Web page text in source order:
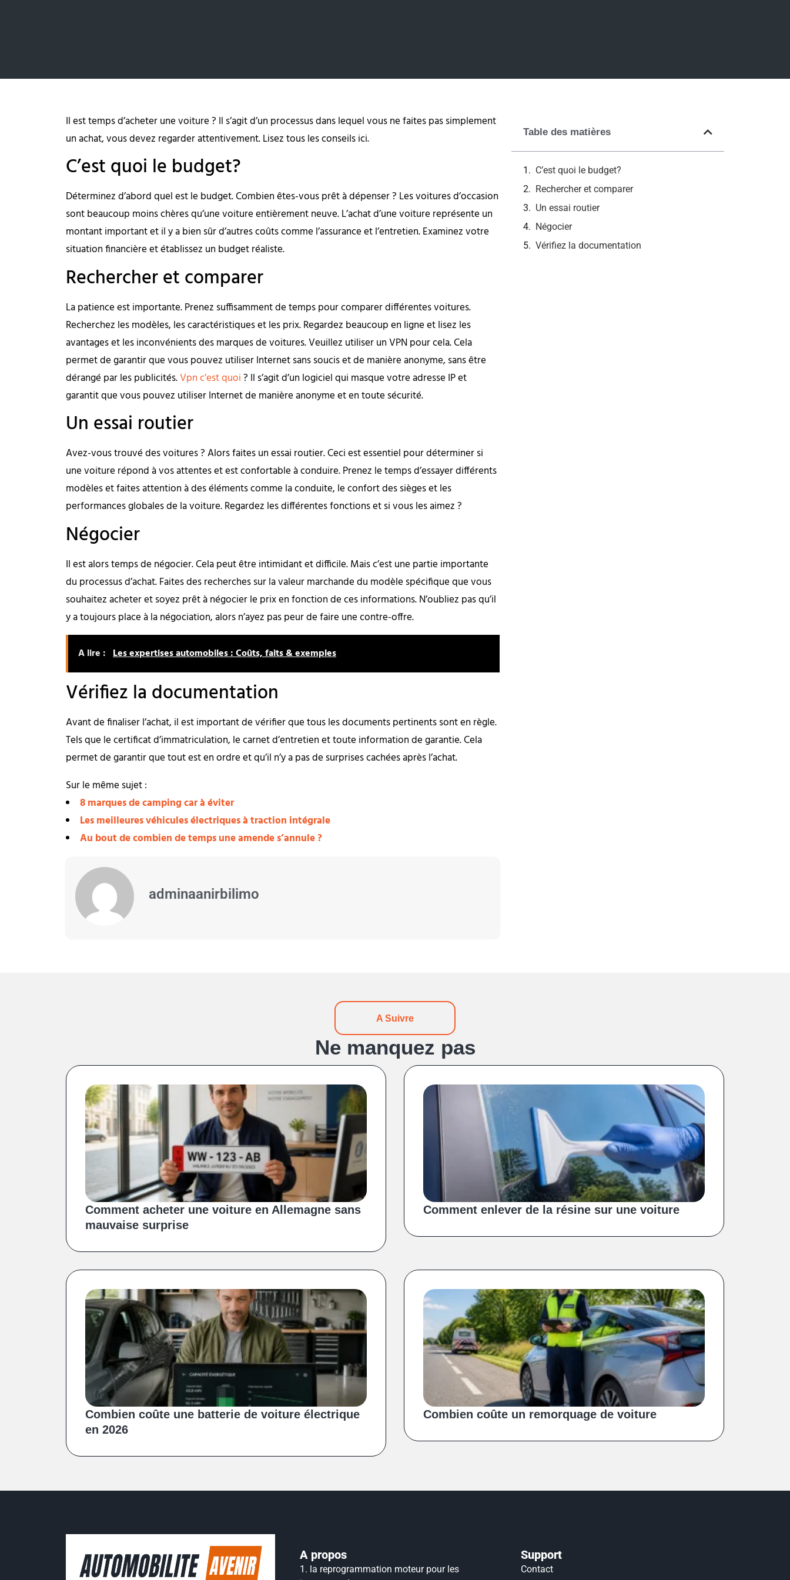
Il est temps d’acheter une voiture ? Il s’agit d’un processus dans lequel vous ne faites pas simplement
un achat, vous devez regarder attentivement. Lisez tous les conseils ici.
C’est quoi le budget?
Déterminez d’abord quel est le budget. Combien êtes-vous prêt à dépenser ? Les voitures d’occasion
sont beaucoup moins chères qu’une voiture entièrement neuve. L’achat d’une voiture représente un
montant important et il y a bien sûr d’autres coûts comme l’assurance et l’entretien. Examinez votre
situation financière et établissez un budget réaliste.
Rechercher et comparer
La patience est importante. Prenez suffisamment de temps pour comparer différentes voitures.
Recherchez les modèles, les caractéristiques et les prix. Regardez beaucoup en ligne et lisez les
avantages et les inconvénients des marques de voitures. Veuillez utiliser un VPN pour cela. Cela
permet de garantir que vous pouvez utiliser Internet sans soucis et de manière anonyme, sans être
dérangé par les publicités.Vpn c’est quoi? Il s’agit d’un logiciel qui masque votre adresse IP et
garantit que vous pouvez utiliser Internet de manière anonyme et en toute sécurité.
Un essai routier
Avez-vous trouvé des voitures ? Alors faites un essai routier. Ceci est essentiel pour déterminer si
une voiture répond à vos attentes et est confortable à conduire. Prenez le temps d’essayer différents
modèles et faites attention à des éléments comme la conduite, le confort des sièges et les
performances globales de la voiture. Regardez les différentes fonctions et si vous les aimez ?
Négocier
Il est alors temps de négocier. Cela peut être intimidant et difficile. Mais c’est une partie importante
du processus d’achat. Faites des recherches sur la valeur marchande du modèle spécifique que vous
souhaitez acheter et soyez prêt à négocier le prix en fonction de ces informations. N’oubliez pas qu’il
y a toujours place à la négociation, alors n’ayez pas peur de faire une contre-offre.
A lire : Les expertises automobiles : Coûts, faits & exemples
Vérifiez la documentation
Avant de finaliser l’achat, il est important de vérifier que tous les documents pertinents sont en règle.
Tels que le certificat d’immatriculation, le carnet d’entretien et toute information de garantie. Cela
permet de garantir que tout est en ordre et qu’il n’y a pas de surprises cachées après l’achat.
Sur le même sujet :
8 marques de camping car à éviter
Les meilleures véhicules électriques à traction intégrale
Au bout de combien de temps une amende s’annule ?
adminaanirbilimo
Table des matières
C’est quoi le budget?
Rechercher et comparer
Un essai routier
Négocier
Vérifiez la documentation
A Suivre
Ne manquez pas
Comment acheter une voiture en Allemagne sans
mauvaise surprise
Comment enlever de la résine sur une voiture
Combien coûte une batterie de voiture électrique
en 2026
Combien coûte un remorquage de voiture
A propos
1. la reprogrammation moteur pour les
Support
Contact